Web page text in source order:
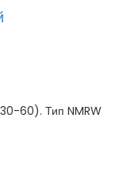
60). Тип NMRW